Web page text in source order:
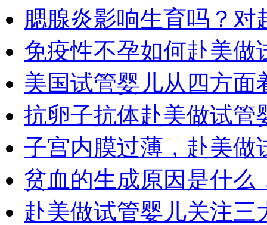
腮腺炎影响生育吗？
免疫性不孕如何赴美做
美国试管婴儿从四方
抗卵子抗体赴美做试管
子宫内膜过薄，赴美做
贫血的生成原因是什么
赴美做试管婴儿关注